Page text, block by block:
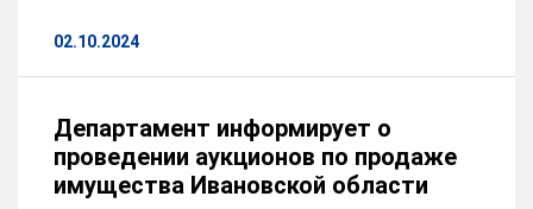
02.10.2024
Департамент информирует о
проведении аукционов по продаже
имущества Ивановской области